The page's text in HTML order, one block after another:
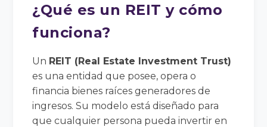
¿Qué es un REIT y cómo
funciona?
Un REIT (Real Estate Investment Trust)
es una entidad que posee, opera o
financia bienes raíces generadores de
ingresos. Su modelo está diseñado para
que cualquier persona pueda invertir en